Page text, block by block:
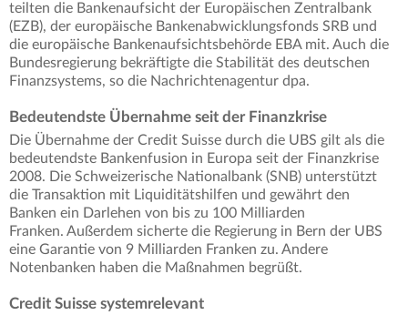
teilten die Bankenaufsicht der Europäischen Zentralbank
(EZB), der europäische Bankenabwicklungsfonds SRB und
die europäische Bankenaufsichtsbehörde EBA mit. Auch die
Bundesregierung bekräftigte die Stabilität des deutschen
Finanzsystems, so die Nachrichtenagentur dpa.
Bedeutendste Übernahme seit der Finanzkrise
Die Übernahme der Credit Suisse durch die UBS gilt als die
bedeutendste Bankenfusion in Europa seit der Finanzkrise
2008. Die Schweizerische Nationalbank (SNB) unterstützt
die Transaktion mit Liquiditätshilfen und gewährt den
Banken ein Darlehen von bis zu 100 Milliarden
Franken. Außerdem sicherte die Regierung in Bern der UBS
eine Garantie von 9 Milliarden Franken zu. Andere
Notenbanken haben die Maßnahmen begrüßt.
Credit Suisse systemrelevant